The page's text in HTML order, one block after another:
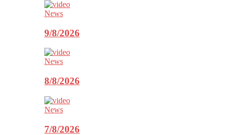
News
9/8/2026
News
8/8/2026
News
7/8/2026